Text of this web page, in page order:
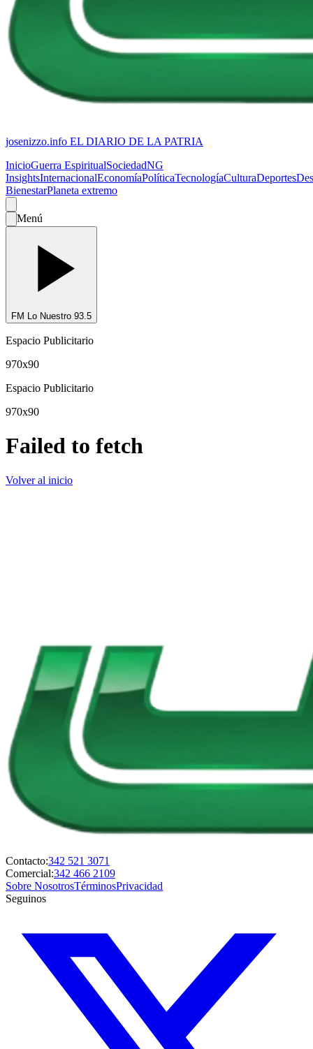
josenizzo.info EL DIARIO DE LA PATRIA
InicioGuerra EspiritualSociedadNG
InsightsInternacionalEconomíaPolíticaTecnologíaCulturaDeportes
BienestarPlaneta extremo
Menú
FM Lo Nuestro 93.5
Espacio Publicitario
970x90
Espacio Publicitario
970x90
Failed to fetch
Volver al inicio
Contacto:342 521 3071
Comercial:342 466 2109
Sobre NosotrosTérminosPrivacidad
Seguinos